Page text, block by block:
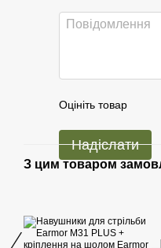
Оцініть товар
Надіслати
З цим товаром